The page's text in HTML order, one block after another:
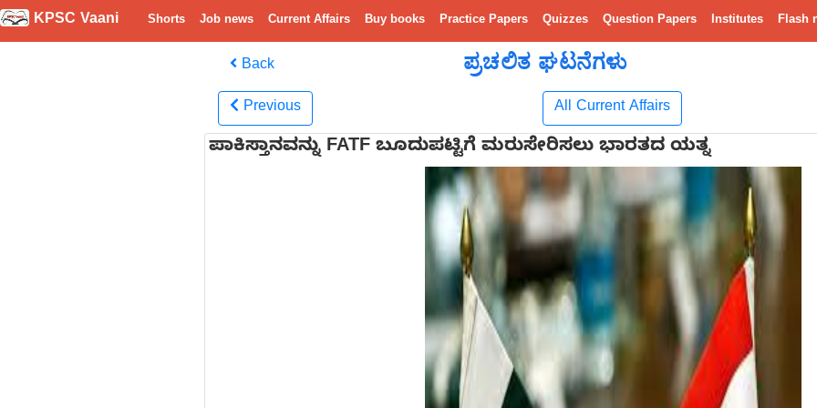
KPSC Vaani Shorts Job news Current Affairs Buy books Practice Papers Quizzes Question Papers Institutes Flash
Back ಪ್ರಚಲಿತ ಘಟನೆಗಳು
Previous All Current Affairs
ಪಾಕಿಸ್ತಾನವನ್ನು FATF ಬೂದುಪಟ್ಟಿಗೆ ಮರುಸೇರಿಸಲು ಭಾರತದ ಯತ್ನ